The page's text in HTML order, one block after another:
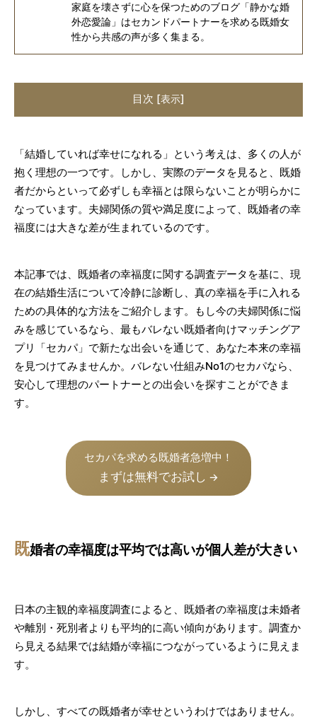
家庭を壊さずに心を保つためのブログ「静かな婚
外恋愛論」はセカンドパートナーを求める既婚女
性から共感の声が多く集まる。
目次 [表示]
「結婚していれば幸せになれる」という考えは、多くの人が
抱く理想の一つです。しかし、実際のデータを見ると、既婚
者だからといって必ずしも幸福とは限らないことが明らかに
なっています。夫婦関係の質や満足度によって、既婚者の幸
福度には大きな差が生まれているのです。
本記事では、既婚者の幸福度に関する調査データを基に、現
在の結婚生活について冷静に診断し、真の幸福を手に入れる
ための具体的な方法をご紹介します。もし今の夫婦関係に悩
みを感じているなら、最もバレない既婚者向けマッチングア
プリ「セカパ」で新たな出会いを通じて、あなた本来の幸福
を見つけてみませんか。バレない仕組みNo1のセカパなら、
安心して理想のパートナーとの出会いを探すことができま
す。
セカパを求める既婚者急増中！
まずは無料でお試し →
既婚者の幸福度は平均では高いが個人差が大きい
日本の主観的幸福度調査によると、既婚者の幸福度は未婚者
や離別・死別者よりも平均的に高い傾向があります。調査か
ら見える結果では結婚が幸福につながっているように見えま
す。
しかし、すべての既婚者が幸せというわけではありません。